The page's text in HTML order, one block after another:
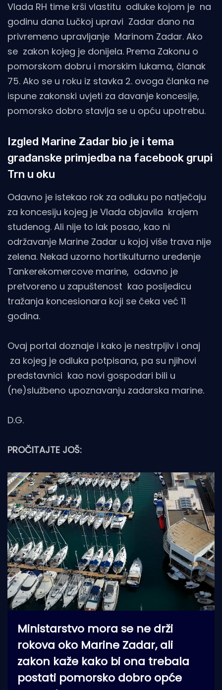
Vlada RH time krši vlastitu odluke kojom je na
godinu dana Lučkoj upravi Zadar dano na
privremeno upravljanje Marinom Zadar. Ako
se zakon kojeg je donijela. Prema Zakonu o
pomorskom dobru i morskim lukama, članak
75. Ako se u roku iz stavka 2. ovoga članka ne
ispune zakonski uvjeti za davanje koncesije,
pomorsko dobro stavlja se u opću upotrebu.
Izgled Marine Zadar bio je i tema
građanske primjedba na facebook grupi
Trn u oku
Odavno je istekao rok za odluku po natječaju
za koncesiju kojeg je Vlada objavila krajem
studenog. Ali nije to lak posao, kao ni
održavanje Marine Zadar u kojoj više trava nije
zelena. Nekad uzorno hortikulturno uređenje
Tankerekomercove marine, odavno je
pretvoreno u zapuštenost kao posljedicu
tražanja koncesionara koji se čeka već 11
godina.
Ovaj portal doznaje i kako je nestrpljiv i onaj
za kojeg je odluka potpisana, pa su njihovi
predstavnici kao novi gospodari bili u
(ne)službeno upoznavanju zadarska marine.
D.G.
PROČITAJTE JOŠ:
Ministarstvo mora se ne drži
rokova oko Marine Zadar, ali
zakon kaže kako bi ona trebala
postati pomorsko dobro opće